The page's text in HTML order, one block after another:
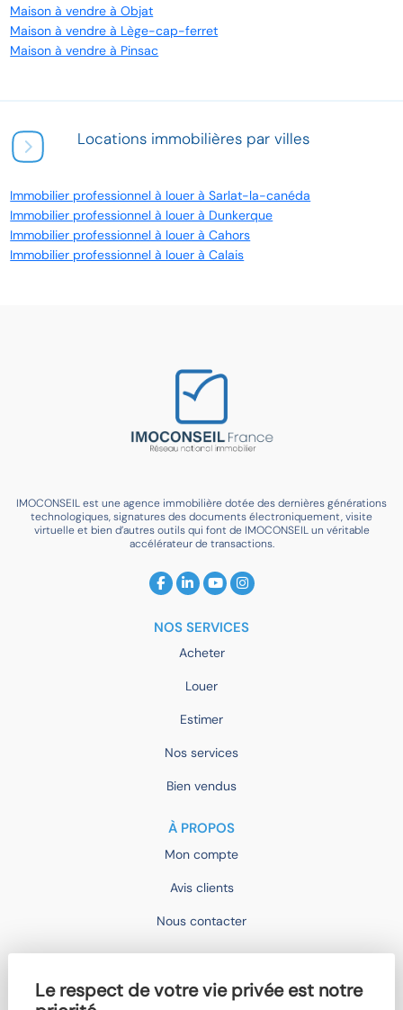
Le respect de votre vie privée est notre
Maison à vendre à Objat
Maison à vendre à Lège-cap-ferret
Maison à vendre à Pinsac
Locations immobilières par villes
Immobilier professionnel à louer à Sarlat-la-canéda
Immobilier professionnel à louer à Dunkerque
Immobilier professionnel à louer à Cahors
Immobilier professionnel à louer à Calais
IMOCONSEIL est une agence immobilière dotée des dernières générations
technologiques, signatures des documents électroniquement, visite
virtuelle et bien d’autres outils qui font de IMOCONSEIL un véritable
accélérateur de transactions.
NOS SERVICES
Acheter
Louer
Estimer
Nos services
Bien vendus
À PROPOS
Mon compte
Avis clients
Nous contacter
Devenir mandataire